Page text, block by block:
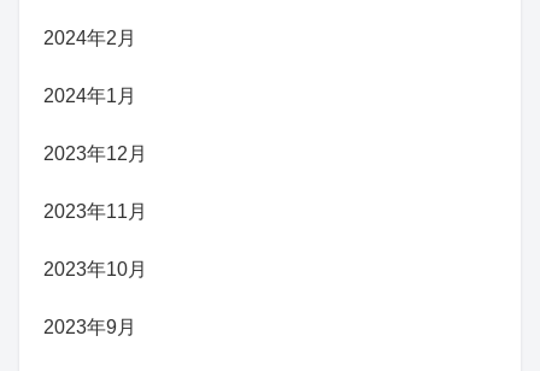
2024年2月
2024年1月
2023年12月
2023年11月
2023年10月
2023年9月